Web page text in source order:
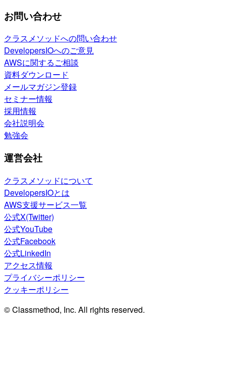
お問い合わせ
クラスメソッドへの問い合わせ
DevelopersIOへのご意見
AWSに関するご相談
資料ダウンロード
メールマガジン登録
セミナー情報
採用情報
会社説明会
勉強会
運営会社
クラスメソッドについて
DevelopersIOとは
AWS支援サービス一覧
公式X(Twitter)
公式YouTube
公式Facebook
公式LinkedIn
アクセス情報
プライバシーポリシー
クッキーポリシー
© Classmethod, Inc. All rights reserved.